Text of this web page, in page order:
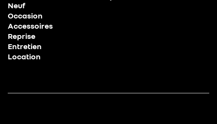
Neuf
Occasion
Accessoires
Reprise
Entretien
Location